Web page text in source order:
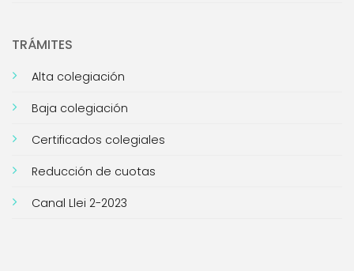
TRÁMITES
Alta colegiación
Baja colegiación
Certificados colegiales
Reducción de cuotas
Canal Llei 2-2023